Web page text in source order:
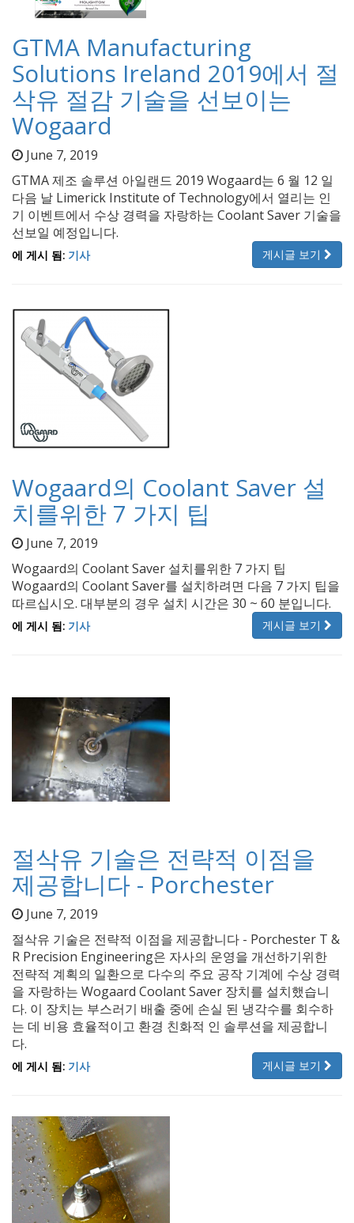
GTMA Manufacturing
Solutions Ireland 2019에서 절
삭유 절감 기술을 선보이는
Wogaard
June 7, 2019
GTMA 제조 솔루션 아일랜드 2019 Wogaard는 6 월 12 일
다음 날 Limerick Institute of Technology에서 열리는 인
기 이벤트에서 수상 경력을 자랑하는 Coolant Saver 기술을
선보일 예정입니다.
게시글 보기
에 게시 됨: 기사
Wogaard의 Coolant Saver 설
치를위한 7 가지 팁
June 7, 2019
Wogaard의 Coolant Saver 설치를위한 7 가지 팁
Wogaard의 Coolant Saver를 설치하려면 다음 7 가지 팁을
따르십시오. 대부분의 경우 설치 시간은 30 ~ 60 분입니다.
게시글 보기
에 게시 됨: 기사
절삭유 기술은 전략적 이점을
제공합니다 - Porchester
June 7, 2019
절삭유 기술은 전략적 이점을 제공합니다 - Porchester T &
R Precision Engineering은 자사의 운영을 개선하기위한
전략적 계획의 일환으로 다수의 주요 공작 기계에 수상 경력
을 자랑하는 Wogaard Coolant Saver 장치를 설치했습니
다. 이 장치는 부스러기 배출 중에 손실 된 냉각수를 회수하
는 데 비용 효율적이고 환경 친화적 인 솔루션을 제공합니
다.
게시글 보기
에 게시 됨: 기사